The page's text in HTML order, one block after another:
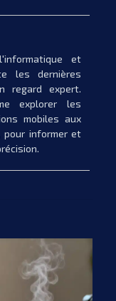
et
les dernières
regard expert.
explorer les
mobiles aux
pour informer et